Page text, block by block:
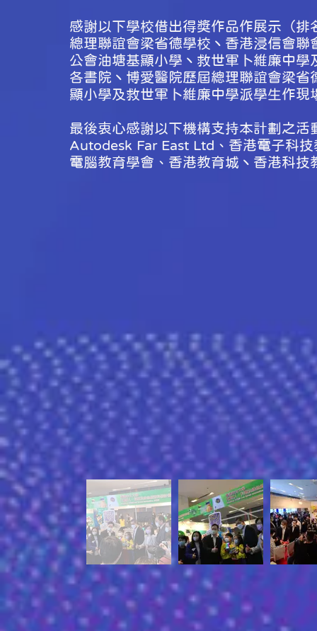
感謝以下學校借出得獎作品作展示（
總理聯誼會梁省德學校丶香港浸信會
公會油塘基顯小學丶救世軍卜維廉中
各書院丶 博愛醫院歷屆總理聯誼會梁省
顯小學及救世軍卜維廉中學派學生作現
最後衷心感謝以下機構支持本計劃之
Autodesk Far East Ltd、香港電子科
電腦教育學會、香港教育城丶香港科技